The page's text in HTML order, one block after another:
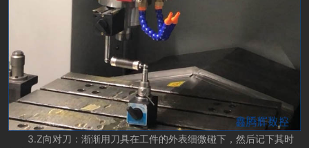
3.Z向对刀：渐渐用刀具在工件的外表细微碰下，然后记下其时